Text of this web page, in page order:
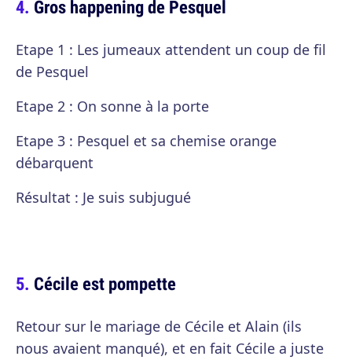
Gros happening de Pesquel
Etape 1 : Les jumeaux attendent un coup de fil
de Pesquel
Etape 2 : On sonne à la porte
Etape 3 : Pesquel et sa chemise orange
débarquent
Résultat : Je suis subjugué
Cécile est pompette
Retour sur le mariage de Cécile et Alain (ils
nous avaient manqué), et en fait Cécile a juste